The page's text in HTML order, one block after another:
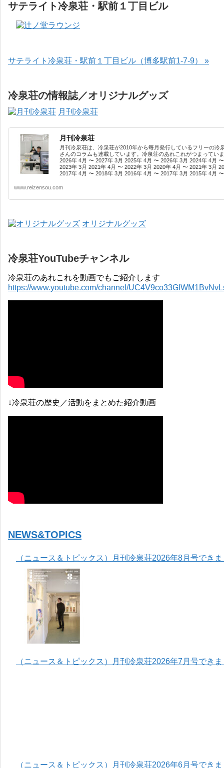
サテライト冷泉荘・駅前１丁目ビル
サテライト冷泉荘・駅前１丁目ビル（博多駅前1-7-9） »
冷泉荘の情報誌／オリジナルグッズ
月刊冷泉荘
月刊冷泉荘
月刊冷泉荘は、冷泉荘が2010年から毎月発行しているフリーの
さんのコラムも連載しています。冷泉荘のあれこれがつまってい
2026年 4月 〜 2027年 3月 2025年 4月 〜 2026年 3月 2024年 4月
2023年 3月 2021年 4月 〜 2022年 3月 2020年 4月 〜 2021年 3月
2017年 4月 〜 2018年 3月 2016年 4月 〜 2017年 3月 2015年 4月
www.reizensou.com
オリジナルグッズ
冷泉荘YouTubeチャンネル
冷泉荘のあれこれを動画でもご紹介します
https://www.youtube.com/channel/
↓冷泉荘の歴史／活動をまとめた紹介動画
NEWS&TOPICS
（ニュース＆トピックス）月刊冷泉荘2026年8月号でき
（ニュース＆トピックス）月刊冷泉荘2026年7月号でき
（ニュース＆トピックス）月刊冷泉荘2026年6月号でき